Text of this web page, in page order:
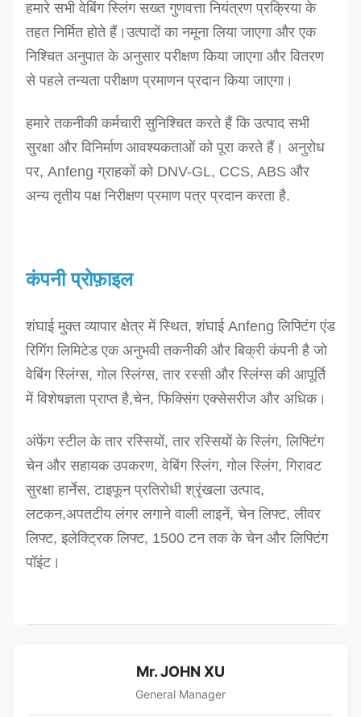
एसईई -2.0T
एसईई
-2.5
-3T
2.5
3
लाल
भूरा
100
120
120
150
150
150
180
एसईई -4T
300 -
अन्य आकार अनुरोध पर उत्पादन किया जा सकता है
हमारे सभी वेबिंग स्लिंग सख्त गुणवत्ता नियंत्रण प्रक्रिया के
तहत निर्मित होते हैं।उत्पादों का नमूना लिया जाएगा और एक
निश्चित अनुपात के अनुसार परीक्षण किया जाएगा और वितरण
से पहले तन्यता परीक्षण प्रमाणन प्रदान किया जाएगा।
हमारे तकनीकी कर्मचारी सुनिश्चित करते हैं कि उत्पाद सभी
सुरक्षा और विनिर्माण आवश्यकताओं को पूरा करते हैं। अनुरोध
पर, Anfeng ग्राहकों को DNV-GL, CCS, ABS और
अन्य तृतीय पक्ष निरीक्षण प्रमाण पत्र प्रदान करता है.
कंपनी प्रोफ़ाइल
शंघाई मुक्त व्यापार क्षेत्र में स्थित, शंघाई Anfeng लिफ्टिंग एंड
रिगिंग लिमिटेड एक अनुभवी तकनीकी और बिक्री कंपनी है जो
वेबिंग स्लिंग्स, गोल स्लिंग्स, तार रस्सी और स्लिंग्स की आपूर्ति
में विशेषज्ञता प्राप्त है,चेन, फिक्सिंग एक्सेसरीज और अधिक।
अंफेंग स्टील के तार रस्सियों, तार रस्सियों के स्लिंग, लिफ्टिंग
चेन और सहायक उपकरण, वेबिंग स्लिंग, गोल स्लिंग, गिरावट
सुरक्षा हार्नेस, टाइफून प्रतिरोधी श्रृंखला उत्पाद,
लटकन,अपतटीय लंगर लगाने वाली लाइनें, चेन लिफ्ट, लीवर
लिफ्ट, इलेक्ट्रिक लिफ्ट, 1500 टन तक के चेन और लिफ्टिंग
पॉइंट।
Mr. JOHN XU
General Manager